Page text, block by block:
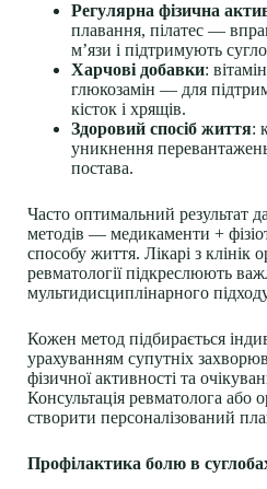
Регулярна фізична
плавання, пілатес —
м’язи і підтримують
Харчові добавки:
глюкозамін — для
кісток і хрящів.
Здоровий спосіб життя:
уникнення
постава.
Часто оптимальний результат
методів — медикаменти +
способу життя. Лікарі з клінік
ревматології підкреслюють
мультидисциплінарного
Кожен метод підбирається
урахуванням супутніх
фізичної активності та
Консультація ревматолога або
створити персоналізований
Профілактика болю в